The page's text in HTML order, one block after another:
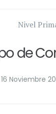
Nivel
de
16 Noviembre